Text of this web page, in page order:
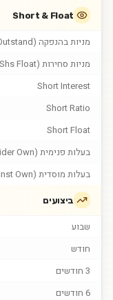
Short & Float
מניות בהנפקה (Shs Outstand)
מניות סחירות (Shs Float)
Short Interest
Short Ratio
Short Float
בעלות פנימית (Insider Own)
בעלות מוסדית (Inst Own)
ביצועים
שבוע
חודש
3 חודשים
6 חודשים